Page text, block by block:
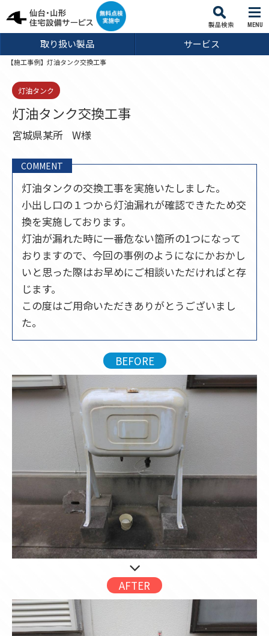
MENU
取り扱い製品 サービス
【施工事例】灯油タンク交換工事
灯油タンク
灯油タンク交換工事
宮城県某所 W様
COMMENT
灯油タンクの交換工事を実施いたしました。
小出し口の１つから灯油漏れが確認できたため交
換を実施しております。
灯油が漏れた時に一番危ない箇所の1つになって
おりますので、今回の事例のようになにかおかし
いと思った際はお早めにご相談いただければと存
じます。
この度はご用命いただきありがとうございまし
た。
BEFORE
AFTER